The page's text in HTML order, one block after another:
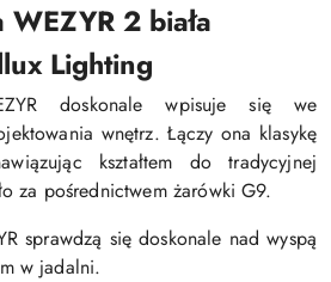
2 biała
Lighting
doskonale wpisuje się we
wnętrz. Łączy ona klasykę
kształtem do tradycyjnej
za pośrednictwem żarówki G9.
sprawdzą się doskonale nad wyspą
w jadalni.